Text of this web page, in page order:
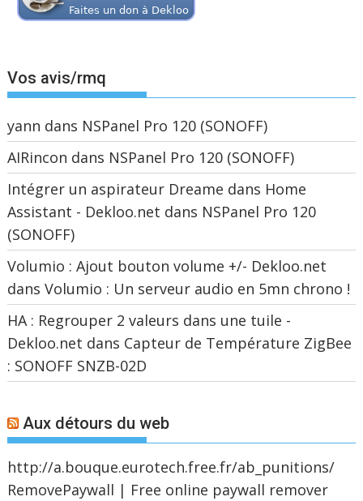
Vos avis/rmq
yann dans NSPanel Pro 120 (SONOFF)
AIRincon dans NSPanel Pro 120 (SONOFF)
Intégrer un aspirateur Dreame dans Home
Assistant - Dekloo.net dans NSPanel Pro 120
(SONOFF)
Volumio : Ajout bouton volume +/- Dekloo.net
dansVolumio : Un serveur audio en 5mn chrono !
HA : Regrouper 2 valeurs dans une tuile -
Dekloo.net dans Capteur de Température ZigBee
: SONOFF SNZB-02D
Aux détours du web
http://a.bouque.eurotech.free.fr/ab_punitions/
RemovePaywall | Free online paywall remover